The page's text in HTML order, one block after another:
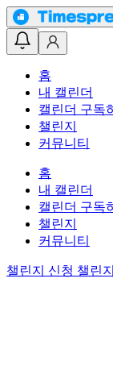
홈
내 캘린더
캘린더 구독
챌린지
커뮤니티
홈
내 캘린더
캘린더 구독
챌린지
커뮤니티
챌린지 신청 챌린